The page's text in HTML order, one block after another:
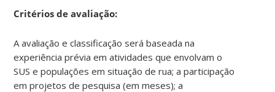
Critérios de avaliação:
A avaliação e classificação será baseada na
experiência prévia em atividades que envolvam o
SUS e populações em situação de rua; a participação
em projetos de pesquisa (em meses); a